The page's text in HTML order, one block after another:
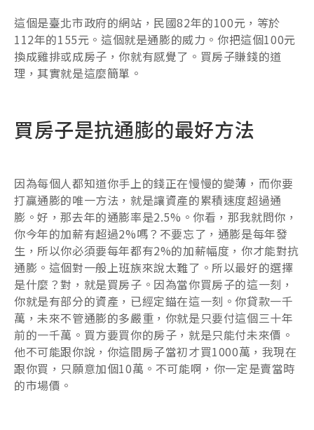
這個是臺北市政府的網站，民國82年的100元，等於
112年的155元。這個就是通膨的威力。你把這個100元
換成雞排或成房子，你就有感覺了。買房子賺錢的道
理，其實就是這麼簡單。
買房子是抗通膨的最好方法
因為每個人都知道你手上的錢正在慢慢的變薄，而你要
打贏通膨的唯一方法，就是讓資產的累積速度超過通
膨。好，那去年的通膨率是2.5%。你看，那我就問你，
你今年的加薪有超過2%嗎？不要忘了，通膨是每年發
生，所以你必須要每年都有2%的加薪幅度，你才能對抗
通膨。這個對一般上班族來說太難了。所以最好的選擇
是什麼？對，就是買房子。因為當你買房子的這一刻，
你就是有部分的資產，已經定錨在這一刻。你貸款一千
萬，未來不管通膨的多嚴重，你就是只要付這個三十年
前的一千萬。買方要買你的房子，就是只能付未來價。
他不可能跟你說，你這間房子當初才買1000萬，我現在
跟你買，只願意加個10萬。不可能啊，你一定是賣當時
的市場價。